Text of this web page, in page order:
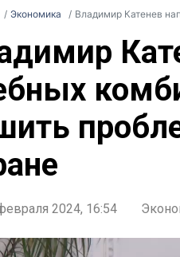
Экономика Владимир Катенев
2024, 16:54